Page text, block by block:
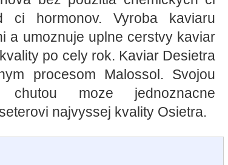
ci hormonov. Vyroba kaviaru
a umoznuje uplne cerstvy kaviar
po cely rok. Kaviar Desietra
procesom Malossol. Svojou
chutou moze jednoznacne
najvyssej kvality Osietra.